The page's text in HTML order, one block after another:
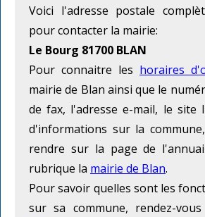
Voici l'adresse postale
pour contacter la mairie:
Le Bourg 81700 BLAN
Pour connaitre les horaires
mairie de Blan ainsi que le
de fax, l'adresse e-mail, le site
d'informations sur la
rendre sur la page de
rubrique la mairie de Blan.
Pour savoir quelles sont les
sur sa commune, rendez-